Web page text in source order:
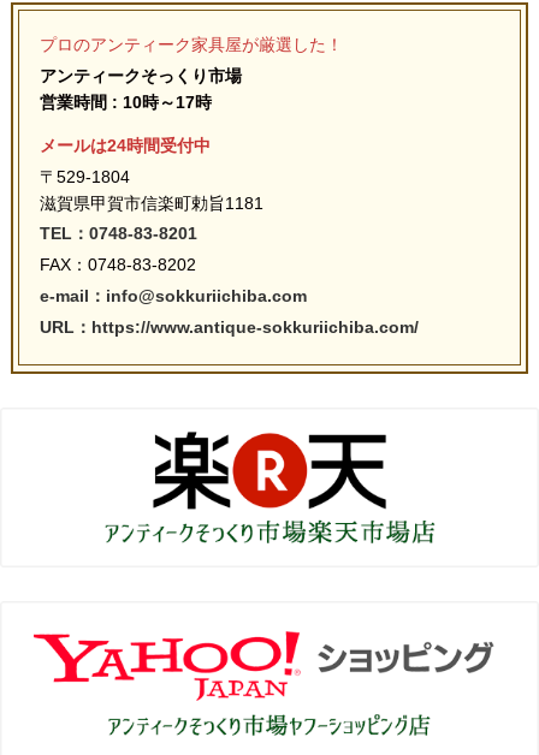
プロのアンティーク家具屋が厳選した！
アンティークそっくり市場
営業時間 : 10時～17時
メールは24時間受付中
〒529-1804
滋賀県甲賀市信楽町勅旨1181
TEL：0748-83-8201
FAX：0748-83-8202
e-mail：info@sokkuriichiba.com
URL：https://www.antique-sokkuriichiba.com/